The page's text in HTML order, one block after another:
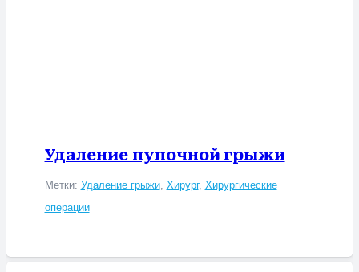
Удаление пупочной грыжи
Метки: Удаление грыжи, Хирург, Хирургические
операции